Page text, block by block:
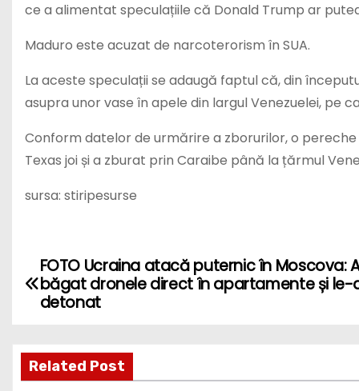
ce a alimentat speculațiile că Donald Trump ar
Maduro este acuzat de narcoterorism în SUA.
La aceste speculații se adaugă faptul că, din
asupra unor vase în apele din largul Venezuelei, pe
Conform datelor de urmărire a zborurilor, o
Texas joi și a zburat prin Caraibe până la țărmul
sursa: stiripesurse
P
t
FOTO Ucraina atacă puternic în Moscova:
băgat dronele direct în apartamente și le-
detonat
Related Post